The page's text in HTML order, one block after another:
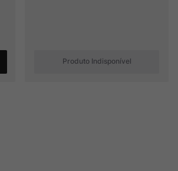
Produto Indisponível